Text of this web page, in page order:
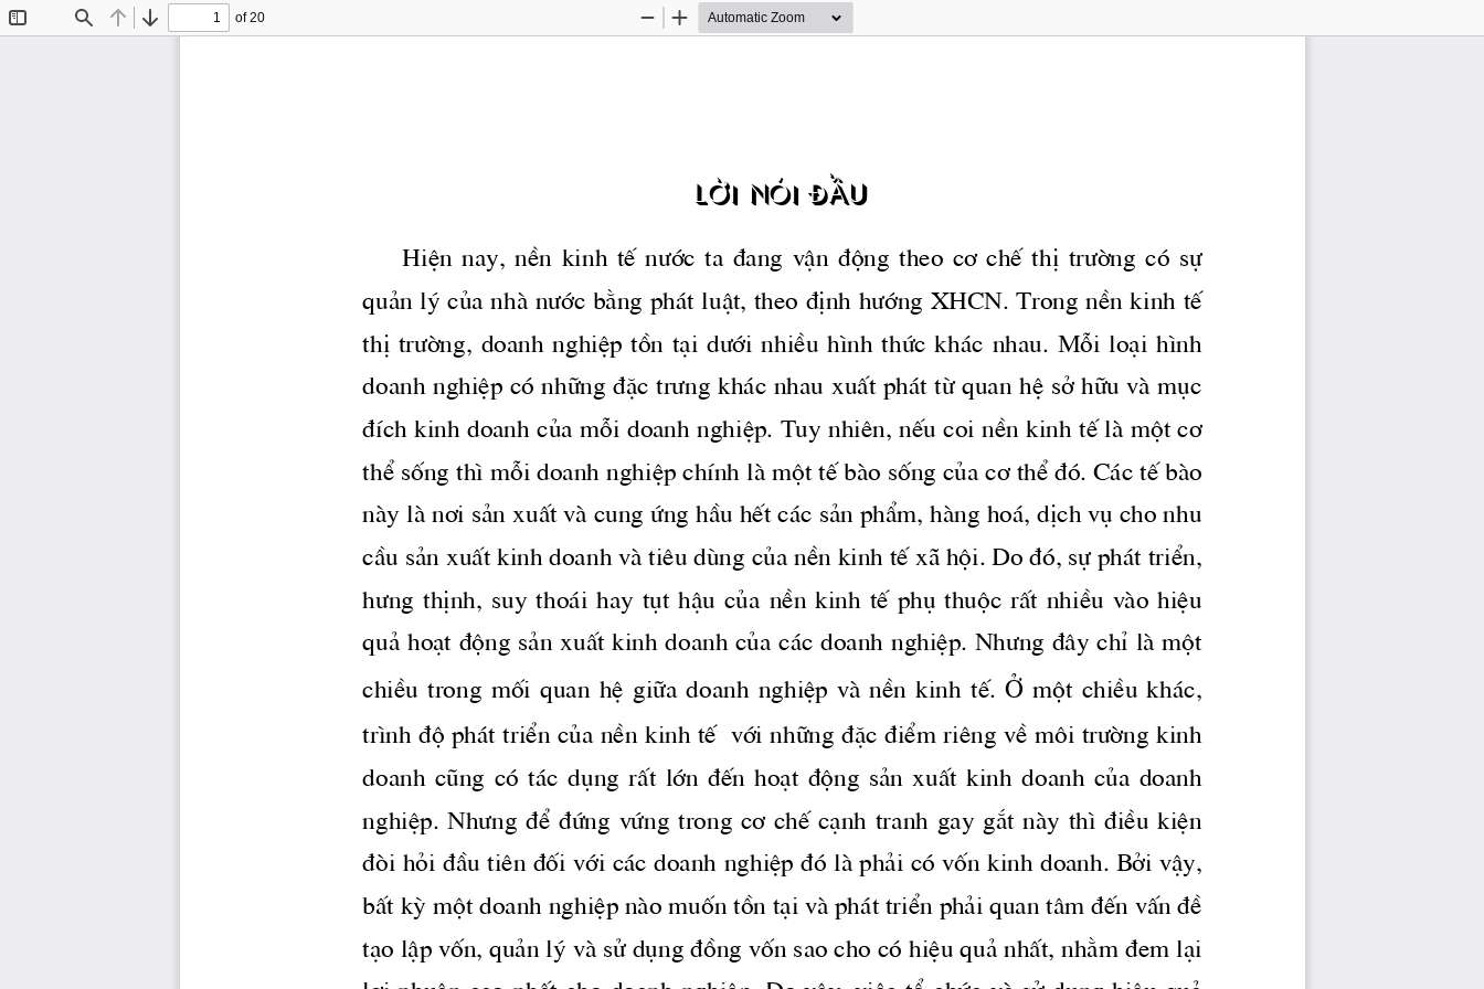
Find Previous
Next
of 20
Zoom
Zoom
Lêi nãi ®Çu
HiÖn  nay,  nÒn  kinh  tÕ n­íc
  ta  ®ang  vËn  ®éng  theo  c¬  chÕ  thÞ
tr­êng
  cã  sù
qu¶n lý cña nhμ n­íc b»ng ph ̧t luËt, theo ®Þnh h­íng XHCN. Trong nÒn kinh tÕ
thÞ tr­êng,
  doanh  nghiÖp  tån  t¹i
d­íi
  nhiÒu  h×nh  thøc  kh ̧c  nhau.  Mçi  lo¹i  h×nh
doanh nghiÖp cã nh÷ng ®Æc tr­ng kh ̧c nhau xuÊt ph ̧t tõ quan hÖ së h÷u vμ môc
®Ých kinh doanh cña mçi doanh nghiÖp. Tuy nhiªn, nÕu coi nÒn kinh tÕ lμ mét c¬
thÓ sèng th× mçi doanh nghiÖp chÝnh lμ mét tÕ bμo sèng cña c¬ thÓ ®ã. C ̧c tÕ bμo
nμy lμ n¬i s¶n xuÊt vμ cung øng hÇu hÕt c ̧c s¶n phÈm, hμng ho ̧, dÞch vô cho nhu
cÇu s¶n xuÊt kinh doanh vμ tiªu dïng cña nÒn kinh tÕ x· héi. Do ®ã, sù ph ̧t triÓn,
h­ng
  thÞnh,  suy  tho ̧i  hay  tôt  hËu  cña  nÒn  kinh  tÕ  phô  thuéc  rÊt  nhiÒu  vμo  hiÖu
qu¶ ho¹t ®éng s¶n xuÊt kinh doanh cña c ̧c doanh nghiÖp. Nh­ng ®©y chØ lμ mét
chiÒu  trong  mèi  quan  hÖ  gi÷a  doanh  nghiÖp  vμ  nÒn  kinh  tÕ. ë
  mét  chiÒu  kh ̧c,
tr×nh ®é ph ̧t triÓn cña nÒn kinh tÕ  víi nh÷ng ®Æc ®iÓm riªng vÒ m«i tr­êng kinh
doanh  còng  cã  t ̧c  dông  rÊt  lín  ®Õn  ho¹t  ®éng  s¶n  xuÊt  kinh  doanh  cña  doanh
nghiÖp. Nh­ng
  ®Ó  ®øng  vøng  trong  c¬  chÕ  c¹nh  tranh  gay  g¾t  nμy  th×  ®iÒu  kiÖn
®ßi hái ®Çu tiªn ®èi víi c ̧c doanh nghiÖp ®ã lμ ph¶i cã vèn kinh doanh. Bëi vËy,
bÊt kú mét doanh nghiÖp nμo muèn tån t¹i vμ ph ̧t triÓn ph¶i quan t©m ®Õn vÊn ®Ò
t¹o lËp vèn, qu¶n lý vμ sö dông ®ång vèn sao cho cã hiÖu qu¶ nhÊt, nh»m ®em l¹i